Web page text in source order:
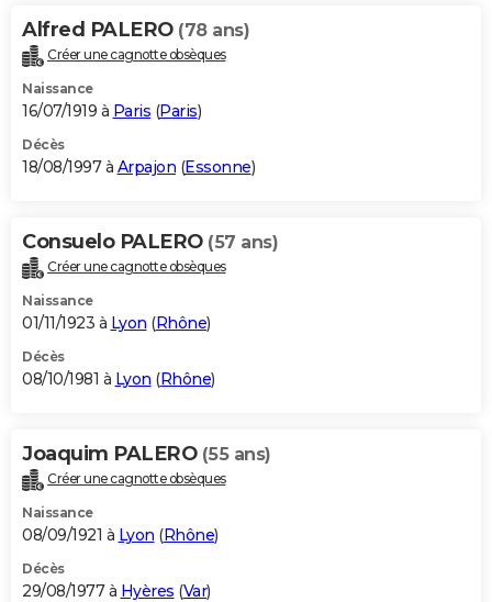
Alfred PALERO (78 ans)
Créer une cagnotte obsèques
Naissance
16/07/1919 à Paris (Paris)
Décès
18/08/1997 à Arpajon (Essonne)
Consuelo PALERO (57 ans)
Créer une cagnotte obsèques
Naissance
01/11/1923 à Lyon (Rhône)
Décès
08/10/1981 à Lyon (Rhône)
Joaquim PALERO (55 ans)
Créer une cagnotte obsèques
Naissance
08/09/1921 à Lyon (Rhône)
Décès
29/08/1977 à Hyères (Var)